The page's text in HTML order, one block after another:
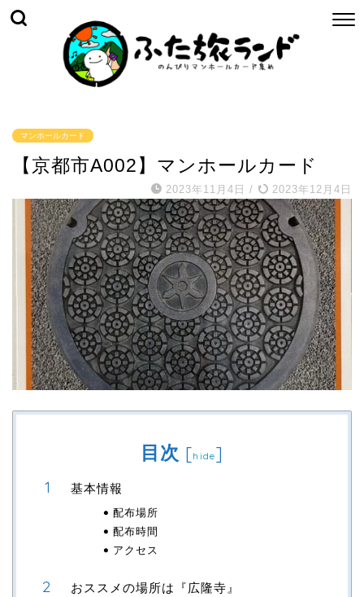
マンホールカード
【京都市A002】マンホールカード
2023年11月4日 / 2023年12月4日
目次 [hide]
基本情報
配布場所
配布時間
アクセス
おススメの場所は『広隆寺』